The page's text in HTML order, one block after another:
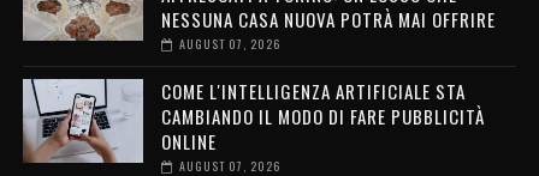
NESSUNA CASA NUOVA POTRÀ MAI OFFRIRE
AUGUST 07, 2026
COME L'INTELLIGENZA ARTIFICIALE STA
CAMBIANDO IL MODO DI FARE PUBBLICITÀ
ONLINE
AUGUST 07, 2026